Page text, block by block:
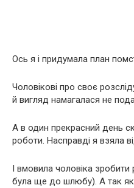
Ось я і придумала план
Чоловікові про своє
й вигляд намагалася не
А в один прекрасний день
роботи. Насправді я взяла
І вмовила чоловіка
була ще до шлюбу). А так